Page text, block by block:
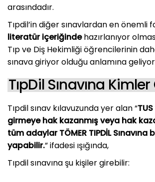
arasındadır.
Tıpdil’in diğer sınavlardan en önemli
literatür içeriğindehazırlanıyor
Tıp ve Diş Hekimliği öğrencilerinin
sınava giriyor olduğu anlamına
TıpDil Sınavına
Tıpdil sınav kılavuzunda yer alan “
girmeye hak kazanmış veya hak
tüm adaylar TÖMER TIPDİL Sınavına
yapabilir.” ifadesi ışığında,
Tıpdil sınavına şu kişiler girebilir: